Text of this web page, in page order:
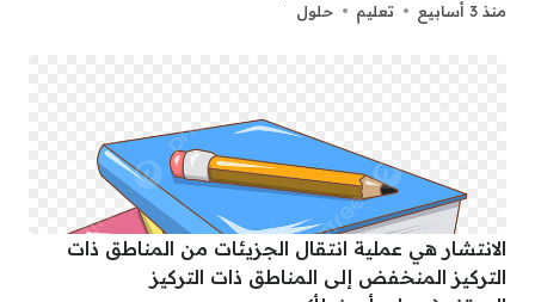
منذ 3 أسابيع تعليم حلول
الانتشار هي عملية انتقال الجزيئات من المناطق ذات
التركيز المنخفض إلى المناطق ذات التركيز